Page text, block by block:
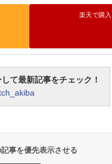
楽天で購入
て最新記事をチェック！
事を優先表示させる